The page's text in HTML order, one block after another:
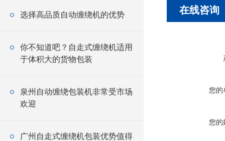
选择高品质自动缠绕机的优势
你不知道吧？自走式缠绕机适用
于体积大的货物包装
泉州自动缠绕包装机非常受市场
欢迎
广州自走式缠绕机包装优势值得
在线咨询
您的
您的